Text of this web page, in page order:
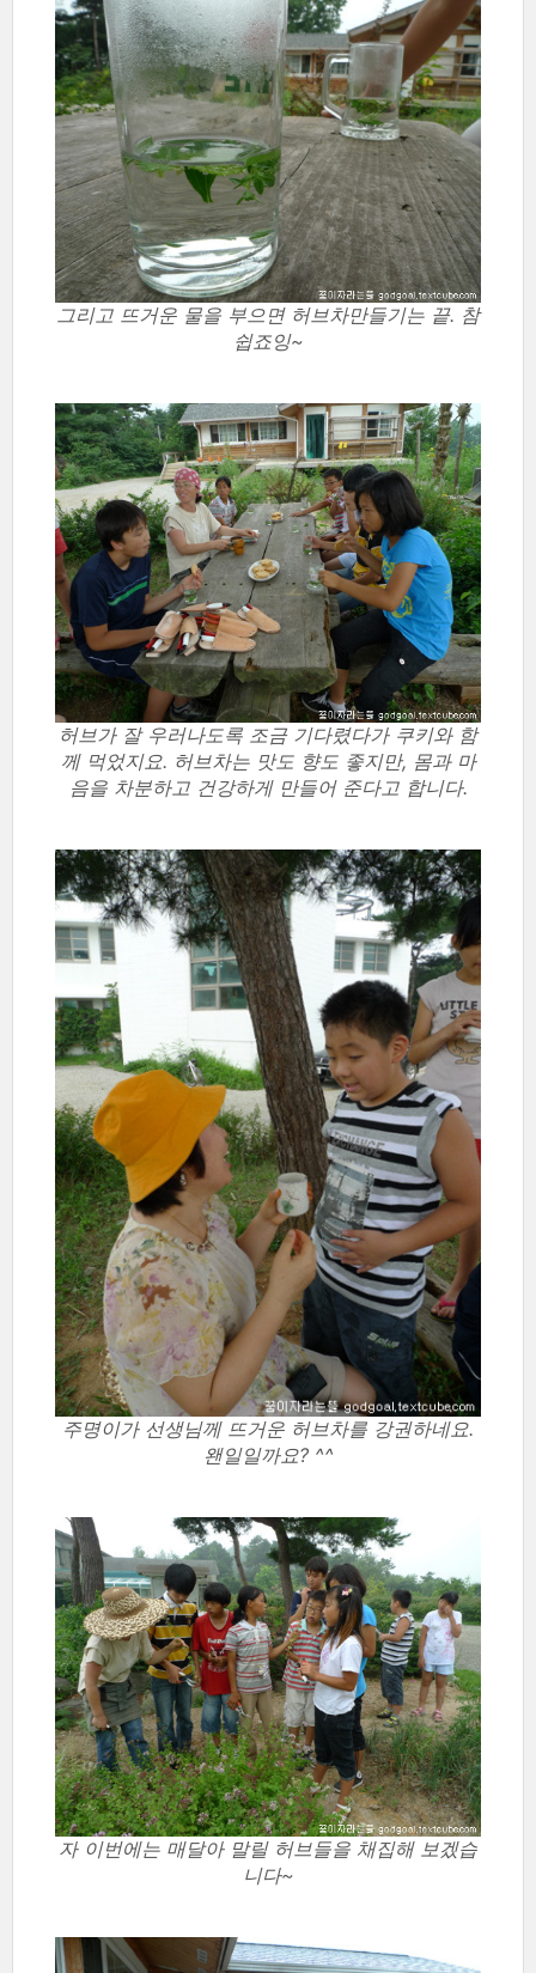
그리고 뜨거운 물을 부으면 허브차만들기는 끝. 참
쉽죠잉~
허브가 잘 우러나도록 조금 기다렸다가 쿠키와 함
께 먹었지요. 허브차는 맛도 향도 좋지만, 몸과 마
음을 차분하고 건강하게 만들어 준다고 합니다.
주명이가 선생님께 뜨거운 허브차를 강권하네요.
왠일일까요? ^^
자 이번에는 매달아 말릴 허브들을 채집해 보겠습
니다~